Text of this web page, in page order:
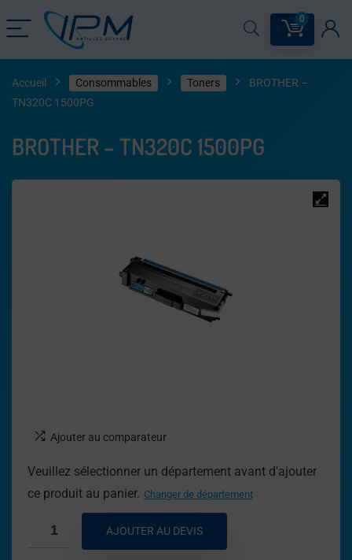
0
Accueil Consommables Toners
BROTHER –
TN320C 1500PG
BROTHER – TN320C 1500PG
Ajouter au comparateur
Veuillez sélectionner un département avant d'ajouter
ce produit au panier. Changer de département
AJOUTER AU DEVIS